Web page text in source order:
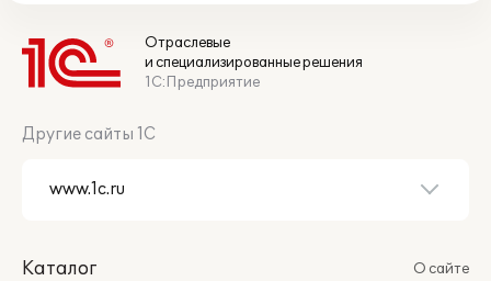
Отраслевые
и специализированные решения
1С:Предприятие
Другие сайты 1С
Каталог
О сайте